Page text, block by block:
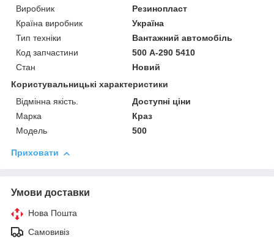
Виробник
Резинопласт
Країна виробник
Україна
Тип техніки
Вантажний автомобіль
Код запчастини
500 А-290 5410
Стан
Новий
Користувальницькі характеристики
Відмінна якість.
Доступні ціни
Марка
Краз
Модель
500
Приховати
Умови доставки
Нова Пошта
Самовивіз